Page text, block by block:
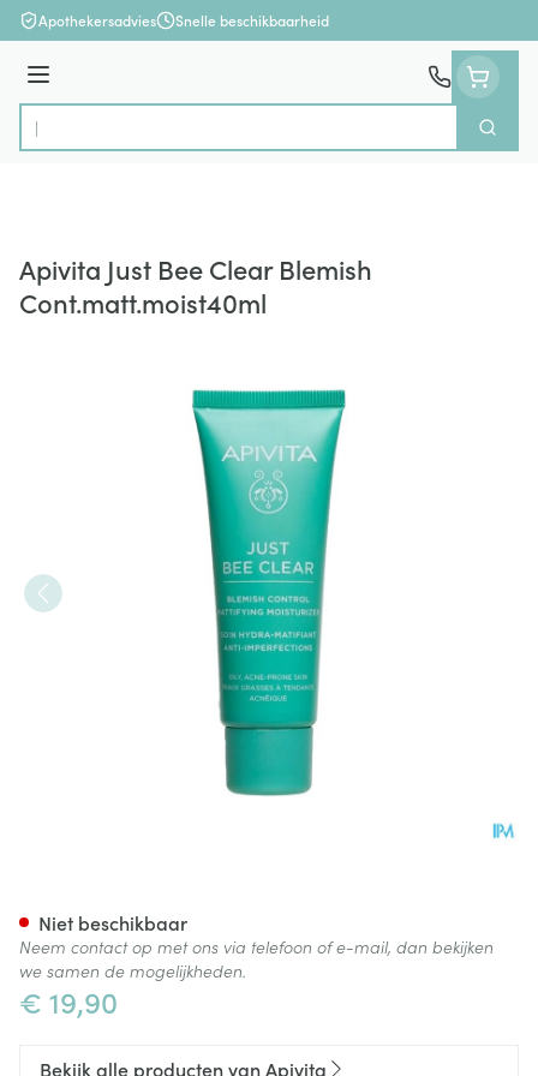
Ga naar de inhoud
Apothekersadvies Snelle beschikbaarheid
Menu
Product, merk, categorie...
Zoek
Apivita Just Bee Clear Blemish
Cont.matt.moist40ml
€ 19,90
Niet beschikbaar
Neem contact op met ons via telefoon of e-mail, dan bekijken
we samen de mogelijkheden.
Bekijk alle producten van Apivita